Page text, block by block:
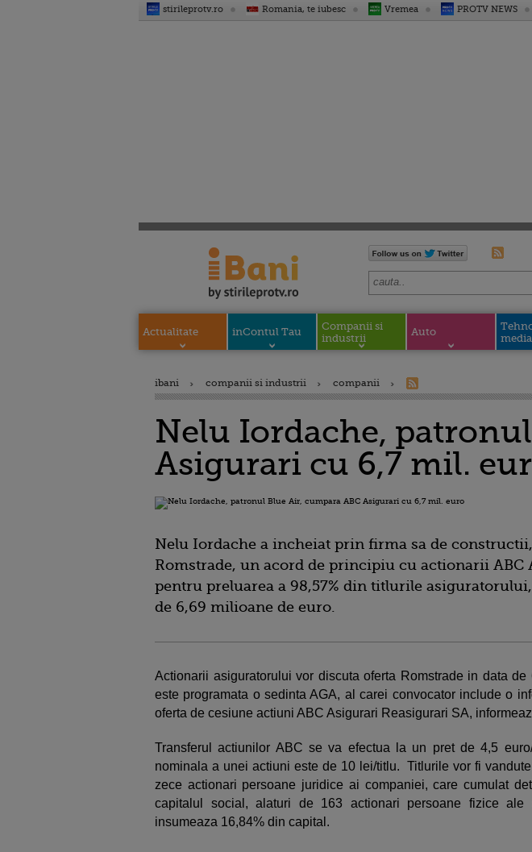
stirileprotv.ro Romania, te iubesc Vremea PROTV NEWS
Actualitate inContul Tau
Companii si
industrii
Auto
media
ibani companii si industrii companii
Nelu Iordache,
Asigurari cu 6,7 mil.
Nelu Iordache a incheiat prin firma sa de constructii,
Romstrade, un acord de principiu cu actionarii ABC
pentru preluarea a 98,57% din titlurile
de 6,69 milioane de euro.
Actionarii asiguratorului vor discuta oferta Romstrade in data de
este programata o sedinta AGA, al carei convocator include o
oferta de cesiune actiuni ABC Asigurari Reasigurari SA,
Transferul actiunilor ABC se va efectua la un pret de 4,5
nominala a unei actiuni este de 10 lei/titlu. Titlurile vor fi
zece actionari persoane juridice ai companiei, care cumulat
capitalul social, alaturi de 163 actionari persoane fizice ale
insumeaza 16,84% din capital.